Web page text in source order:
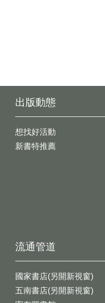
出版動態
想找好活動
新書特推薦
流通管道
國家書店(另開新視窗)
五南書店(另開新視窗)